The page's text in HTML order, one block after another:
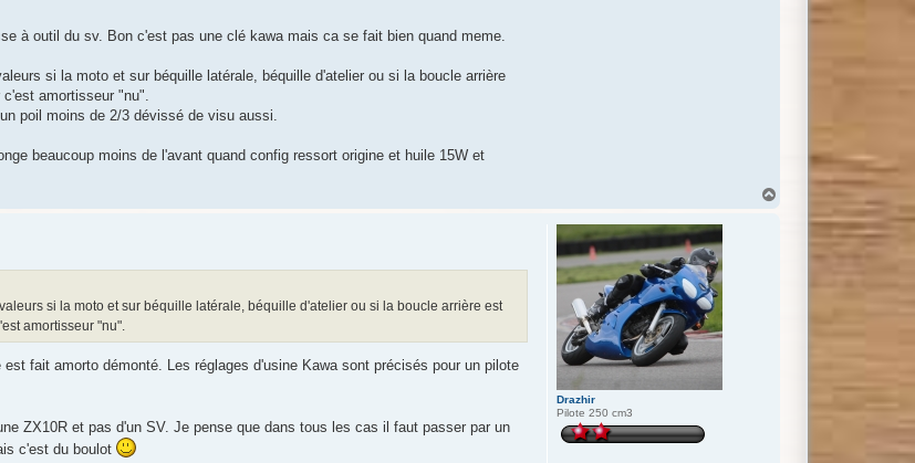
à outil du sv. Bon c'est pas une clé kawa mais ca se fait bien quand meme.
si la moto et sur béquille latérale, béquille d'atelier ou si la boucle arrière
amortisseur "nu".
poil moins de 2/3 dévissé de visu aussi.
beaucoup moins de l'avant quand config ressort origine et huile 15W et
Drazhir
Pilote 250 cm3
si la moto et sur béquille latérale, béquille d'atelier ou si la boucle arrière est
amortisseur "nu".
fait amorto démonté. Les réglages d'usine Kawa sont précisés pour un pilote
ZX10R et pas d'un SV. Je pense que dans tous les cas il faut passer par un
c'est du boulot